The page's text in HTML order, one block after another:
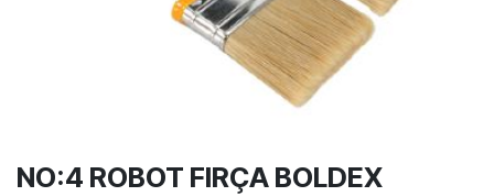
NO:4 ROBOT FIRÇA BOLDEX